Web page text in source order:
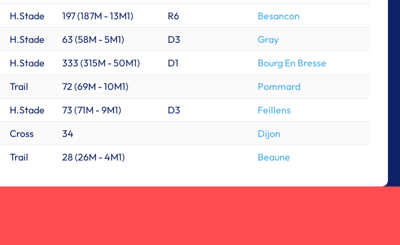
H.Stade 197 (187M -13M1) R6
Besancon
H.Stade 63 (58M -5M1) D3
Gray
H.Stade 333 (315M -50M1) D1
Bourg En Bresse
Trail 72 (69M -10M1)
Pommard
H.Stade 73 (71M -9M1) D3
Feillens
Cross 34
Dijon
Trail 28 (26M -4M1) Beaune